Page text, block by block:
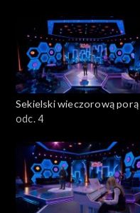
Sekielski wieczorową porą
odc. 4